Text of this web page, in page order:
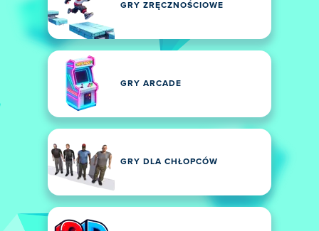
GRY ZRĘCZNOŚCIOWE
GRY ARCADE
GRY DLA CHŁOPCÓW